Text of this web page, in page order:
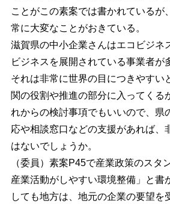
ことがこの素案では書かれているが
常に大変なことがおきている。
滋賀県の中小企業さんはエコビジネ
ビジネスを展開されている事業者が
それは非常に世界の目につきやすい
関の役割や推進の部分に入ってくる
れからの検討事項でもいいので、県
応や相談窓口などの支援があれば、
はないでしょうか。
（委員）素案P45で産業政策のスタ
産業活動がしやすい環境整備」と書
しても地方は、地元の企業の要望を